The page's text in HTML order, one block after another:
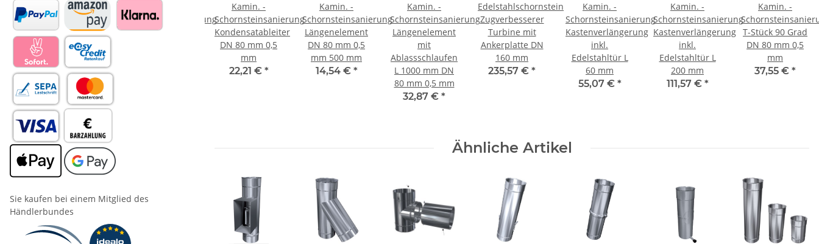
Kamin. -
Schornsteinsanierung
T-Stück 90 Grad
DN 80 mm 0,5
mm
37,55 €*
Schornsteinsanierung
T-Stück kurz mit
Kamin. -
Schornsteinsanierung
Kondensatableiter
DN 80 mm 0,5
mm
22,21 € *
Kamin. -
Schornsteinsanierung
Längenelement
DN 80 mm 0,5
mm 500 mm
14,54 € *
Kamin. -
Schornsteinsanierung
Längenelement
mit
Ablassschlaufen
L 1000 mm DN
80 mm 0,5 mm
32,87 € *
Edelstahlschornstein
Zugverbesserer
Turbine mit
Ankerplatte DN
160 mm
235,57 € *
Kamin. -
Schornsteinsanierung
Kastenverlängerung
inkl.
Edelstahltür L
60 mm
55,07 € *
Kamin. -
Schornsteinsanierung
Kastenverlängerung
inkl.
Edelstahltür L
200 mm
111,57 € *
Kamin. -
T-Stück 90 Grad
DN 80 mm 0,5
mm
37,55 € *
Ähnliche Artikel
Sie kaufen bei einem Mitglied des
Händlerbundes